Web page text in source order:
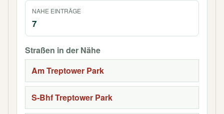
NAHE EINTRÄGE
7
Straßen in der Nähe
Am Treptower Park
S-Bhf Treptower Park